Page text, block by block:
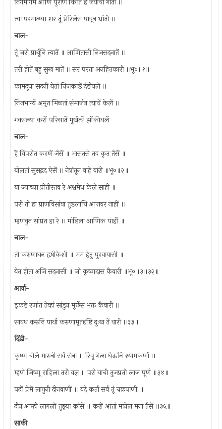
त्या परमात्म्या शर तूं प्रेरिलेस पावून भ्रांती ॥
चाल-
तूं जरी प्रार्थूनि त्यातें ॥ आणितासी निजसदनातें ॥
तरी होतें बहु सुख मातें ॥ सर परता अनहितकारी ॥भू०॥१॥
कामदुघा सदनीं येतां निजकाष्ठें दंडीयलें ॥
निजभाग्यें अमृत मिळतां संमार्जन त्याचें केलें ॥
गवसल्या करीं परिसातें मूर्खत्वें झोंकीयलें
चाल-
हें विपरीत करणें जैसें ॥ भासतसे तव कृत तैसें ॥
बोलतां सुसद्गद ऐसें ॥ नेत्रांतून वाहे वारी ॥भू०॥२॥
बा ज्याच्या प्रीतीस्तव रे अश्वमेध केले साही ॥
परी तो हा प्राणविसांवा तुष्टलाचि आजवर नाहीं ॥
म्हणवुन सांप्रत हा रे ॥ मांडिला आणिक पाहीं ॥
चाल-
तो करुणाघन हृषीकेशी ॥ मम हेतु पुरवायासी ॥
येत होता अजि सदनासी ॥ जो कृष्णदास कैवारी ॥भू०॥३॥३२॥
आर्या-
इकडे रणांत तेव्हां सांडुन मूर्छेस भक्त कैवारी ॥
सावध करुनि पार्था करुणामृतदृष्टि दुःख तें वारी ॥३३॥
दिंडी-
कृष्ण बोले मारुनी सर्व सेना ॥ रिपू गेला घेऊनि श्यामकर्णा ॥
म्हणे जिष्णू राहिला तरी यज्ञ ॥ परी याची तुजप्रती लाज पूर्ण ॥३४॥
पदीं प्रेमें लागुनी दीनवाणीं ॥ वदे कर्ता सर्व तूं चक्रपाणी ॥
दीन आम्ही लागलों तुझ्या कांसे ॥ करीं आतां मानेल मना तैसें ॥३५॥
साकी